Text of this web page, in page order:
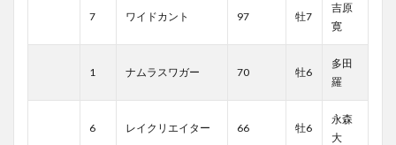
7 ワイドカント 97 牡7
吉原
寛
1 ナムラスワガー 70 牡6
多田
羅
6 レイクリエイター 66 牡6
永森
大